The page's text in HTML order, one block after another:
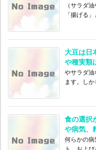
（サラダ
「揚げる
大豆は日
や種実類
やサラダ油
ます。し
食の選択
や病気、
何らかの